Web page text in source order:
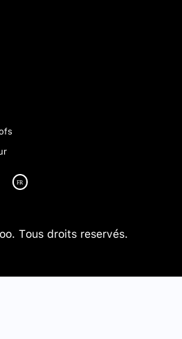
Tous droits reservés.